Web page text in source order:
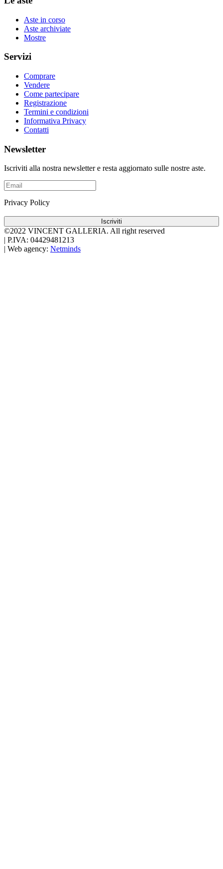
Aste in corso
Aste archiviate
Mostre
Servizi
Comprare
Vendere
Come partecipare
Registrazione
Termini e condizioni
Informativa Privacy
Contatti
Newsletter
Iscriviti alla nostra newsletter e resta aggiornato sulle nostre aste.
Privacy Policy
Iscriviti
©2022 VINCENT GALLERIA. All right reserved
P.IVA: 04429481213
Web agency: Netminds